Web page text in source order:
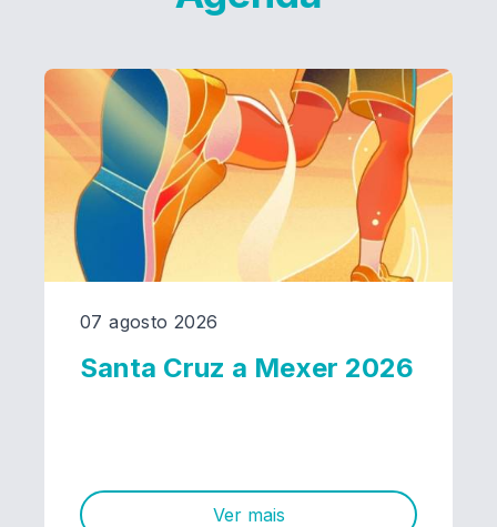
07 agosto 2026
Santa Cruz a Mexer 2026
Ver mais